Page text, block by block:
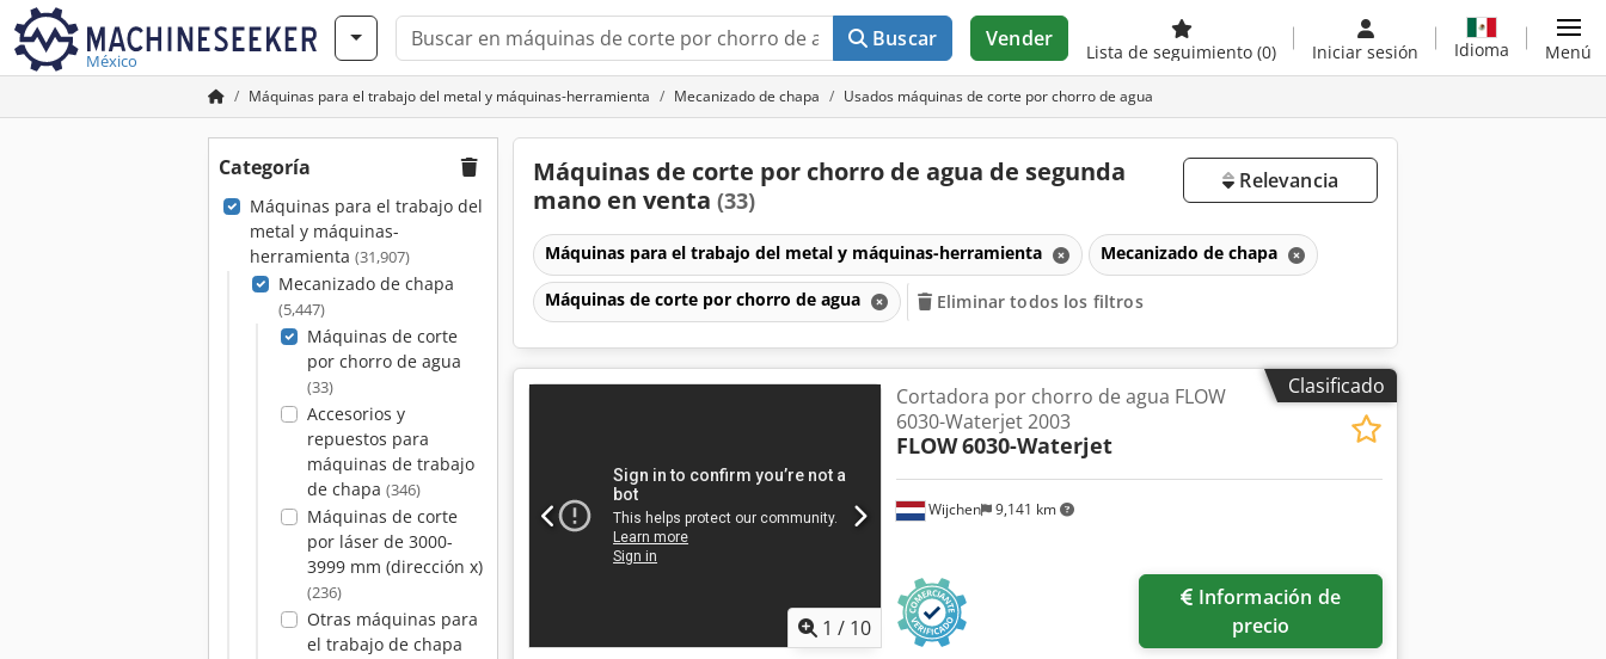
México
Buscar Vender
Lista de seguimiento (0) Iniciar sesión Idioma Menú
Máquinas para el trabajo del metal y máquinas-herramienta Mecanizado de chapa Usados máquinas de corte por chorro de agua
Categoría
Máquinas para el trabajo del
metal y máquinas-
herramienta (31,907)
Mecanizado de chapa
(5,447)
Máquinas de corte
por chorro de agua
(33)
Accesorios y
repuestos para
máquinas de trabajo
de chapa (346)
Máquinas de corte
por láser de 3000-
3999 mm (dirección x)
(236)
Otras máquinas para
el trabajo de chapa
Máquinas de corte por chorro de agua de segunda
mano en venta (33)
Relevancia
Máquinas para el trabajo del metal y máquinas-herramienta Mecanizado de chapa
Máquinas de corte por chorro de agua Eliminar todos los filtros
Clasificado
1 / 10
Wijchen 9,141 km
Cortadora por chorro de agua FLOW
6030-Waterjet 2003
FLOW6030-Waterjet
precio